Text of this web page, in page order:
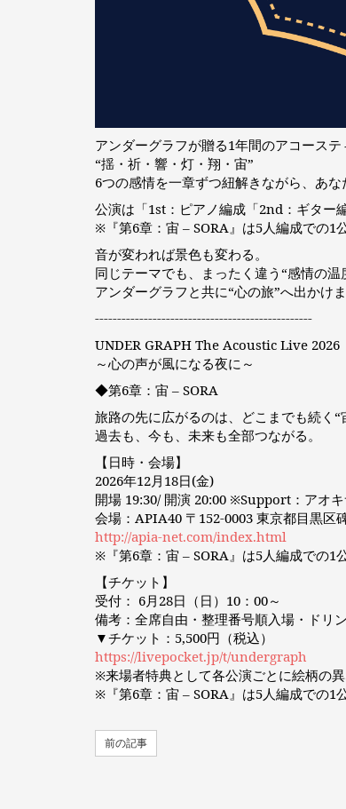
アンダーグラフが贈る1年間のアコーステ
“揺・祈・響・灯・翔・宙”
6つの感情を一章ずつ紐解きながら、あな
公演は「1st：ピアノ編成「2nd：ギター
※『第6章：宙 – SORA』は5人編成での1
音が変われば景色も変わる。
同じテーマでも、まったく違う“感情の温
アンダーグラフと共に“心の旅”へ出かけま
-------------------------------------------------
UNDER GRAPH The Acoustic Live 2026
～心の声が風になる夜に～
◆第6章：宙 – SORA
旅路の先に広がるのは、どこまでも続く“
過去も、今も、未来も全部つながる。
【日時・会場】
2026年12月18日(金)
開場 19:30/ 開演 20:00 ※Support：アオ
会場：APIA40 〒152-0003 東京都目黒区
http://apia-net.com/index.html
※『第6章：宙 – SORA』は5人編成での1
【チケット】
受付： 6月28日（日）10：00～
備考：全席自由・整理番号順入場・ドリ
▼チケット：5,500円（税込）
https://livepocket.jp/t/undergraph
※来場者特典として各公演ごとに絵柄の
※『第6章：宙 – SORA』は5人編成での1
前の記事